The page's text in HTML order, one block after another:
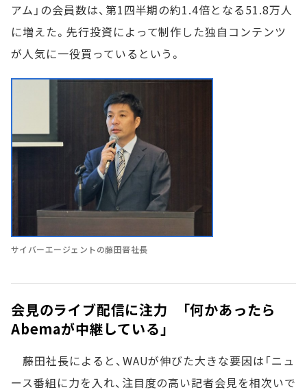
アム」の会員数は、第1四半期の約1.4倍となる51.8万人
に増えた。先行投資によって制作した独自コンテンツ
が人気に一役買っているという。
サイバーエージェントの藤田晋社長
会見のライブ配信に注力 「何かあったら
Abemaが中継している」
藤田社長によると、WAUが伸びた大きな要因は「ニュ
ース番組に力を入れ、注目度の高い記者会見を相次いで